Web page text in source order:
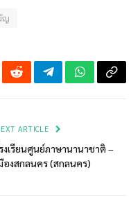
ญ
RedditTelegramWhatsApp
Copy
ARTICLE
งเรียนศูนย์ภาษานานาชาติ –
องสกลนคร (สกลนคร)